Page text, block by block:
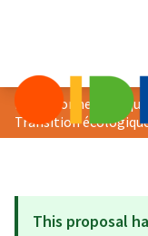
Prix « Bonne
Transition
This proposal